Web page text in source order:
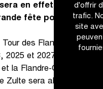
d'offrir
trafic.
site
en effet en 2023,
fête populaire.
des Flandres
2025 et 2027, il
la Flandre-Orientale en
Zulte sera alors Dorp